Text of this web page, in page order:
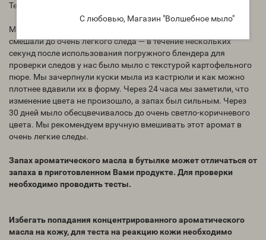
С любовью, Магазин "Волшебное мыло"
Температура масла 43°C
Мы испытали чрезмерное ускорение, но не разделение. Мы
смешали до очень легкого следа — в течение нескольких
секунд после использования погружного блендера для
проверки следов у нас было мыло с текстурой картофельного
пюре. Мы зачерпнули куски мыла из кастрюли и как можно
плотнее вдавили их в форму. Через 24 часа мы заметили, что
изменение цвета не произошло, а запах был сильным. Через
30 дней мыло обесцвечивалось до очень светло-коричневого
цвета. Мы рекомендуем вручную вмешивать этот аромат в
очень легкие следы.
Запах ароматического масла в бутылке может отличаться от
запаха в приготовленном Вами продукте. Для проверки
необходимо проводить тесты.
Избегать попадания концентрированного ароматического
масла на кожу, для теста на реакцию кожи необходимо